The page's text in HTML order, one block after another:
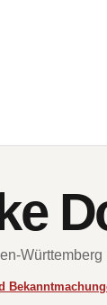
Württemberg